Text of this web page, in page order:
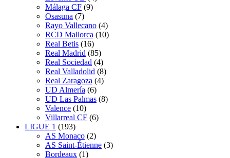
Málaga CF (9)
Osasuna (7)
Rayo Vallecano (4)
RCD Mallorca (10)
Real Betis (16)
Real Madrid (85)
Real Sociedad (4)
Real Valladolid (8)
Real Zaragoza (4)
UD Almería (6)
UD Las Palmas (8)
Valence (10)
Villarreal CF (6)
LIGUE 1 (193)
AS Monaco (2)
AS Saint-Étienne (3)
Bordeaux (1)